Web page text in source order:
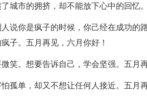
了城市的拥挤，却不能放下心中的回忆
人说你是疯子的时候，你己经在成功的
子。五月再见，六月你好！
微笑。想要告诉自己，学会坚强。五月
怕孤单，却又不想让任何人接近。五月